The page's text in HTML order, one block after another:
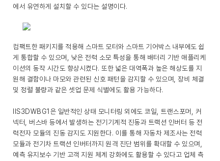
에서 유연하게 설치할 수 있다는 설명이다.
컴팩트한 패키지를 적용해 스마트 모터와 스마트 기어박스 내부에도 쉽
게 통합할 수 있으며, 낮은 전력 소모 특성을 통해 배터리 기반 애플리케
이션의 동작 시간도 향상시켰다. 또한 넓은 대역폭과 높은 해상도를 지
원해 결함이나 마모와 관련된 신호 패턴을 감지할 수 있으며, 장비 체결
및 정렬 불량과 같은 셋업 문제 식별에도 활용 가능하다.
IIS3DWBG1은 일반적인 상태 모니터링 외에도 코일, 트랜스포머, 커
넥터, 버스바 등에서 발생하는 전기기계적 진동과 트랙션 인버터 등 전
력전자 모듈의 진동 감지도 지원한다. 이를 통해 자동차 제조사는 전력
모듈과 전기차 트랙션 인버터까지 원격 진단 범위를 확대할 수 있으며,
예측 유지보수 기반 고객 지원 체계 강화에도 활용할 수 있다고 업체 측